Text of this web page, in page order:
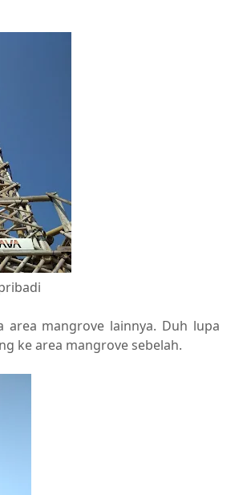
area mangrove lainnya. Duh lupa
ke area mangrove sebelah.